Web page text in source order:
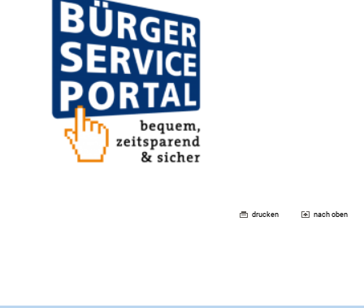
drucken nach oben